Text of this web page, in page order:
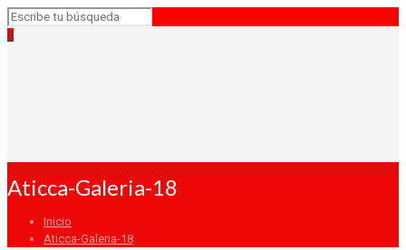
0
Aticca-Galeria-18
Inicio
Aticca-Galeria-18